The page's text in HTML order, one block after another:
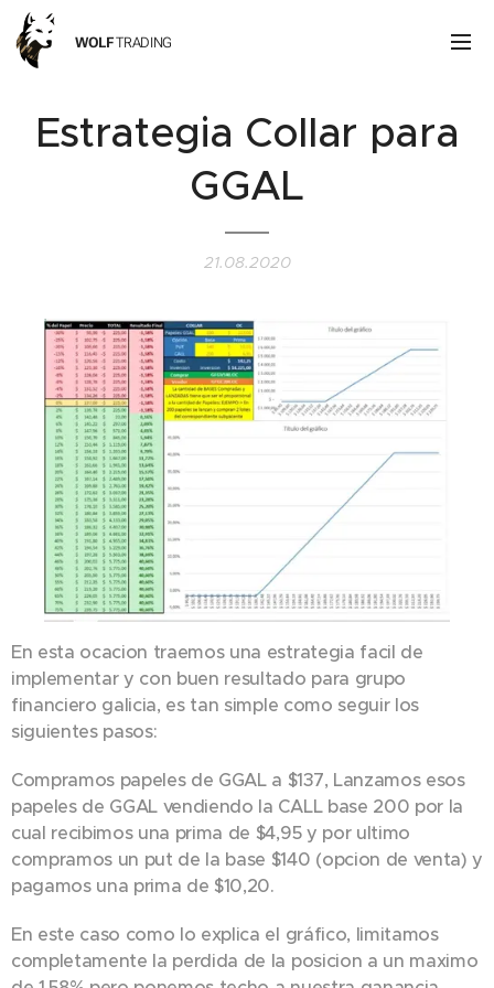
WOLFTRADING
Estrategia Collar para
GGAL
21.08.2020
En esta ocacion traemos una estrategia facil de
implementar y con buen resultado para grupo
financiero galicia, es tan simple como seguir los
siguientes pasos:
Compramos papeles de GGAL a $137, Lanzamos esos
papeles de GGAL vendiendo la CALL base 200 por la
cual recibimos una prima de $4,95 y por ultimo
compramos un put de la base $140 (opcion de venta) y
pagamos una prima de $10,20.
En este caso como lo explica el gráfico, limitamos
completamente la perdida de la posicion a un maximo